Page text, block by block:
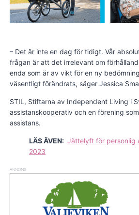
– Det är inte en dag för tidigt. Vår
frågan är att det irrelevant om
enda som är av vikt för en ny
väsentligt förändrats, säger Jessica
STIL, Stiftarna av Independent Living i
assistanskooperativ och en förening
assistans.
LÄS ÄVEN: Jättelyft för personlig
2023
ANNONS